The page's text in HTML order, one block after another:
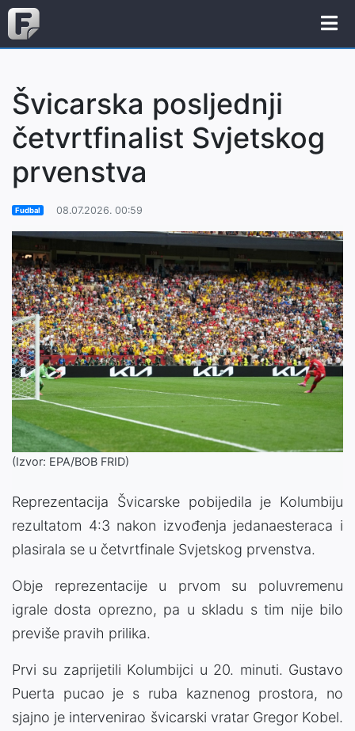
Švicarska posljednji
četvrtfinalist Svjetskog
prvenstva
Fudbal 08.07.2026. 00:59
(Izvor: EPA/BOB FRID)
Reprezentacija Švicarske pobijedila je Kolumbiju
rezultatom 4:3 nakon izvođenja jedanaesteraca i
plasirala se u četvrtfinale Svjetskog prvenstva.
Obje reprezentacije u prvom su poluvremenu
igrale dosta oprezno, pa u skladu s tim nije bilo
previše pravih prilika.
Prvi su zaprijetili Kolumbijci u 20. minuti. Gustavo
Puerta pucao je s ruba kaznenog prostora, no
sjajno je intervenirao švicarski vratar Gregor Kobel.